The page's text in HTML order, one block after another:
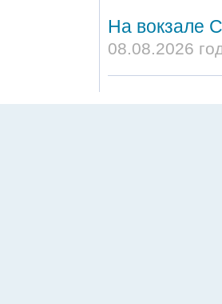
На вокзале
08.08.2026